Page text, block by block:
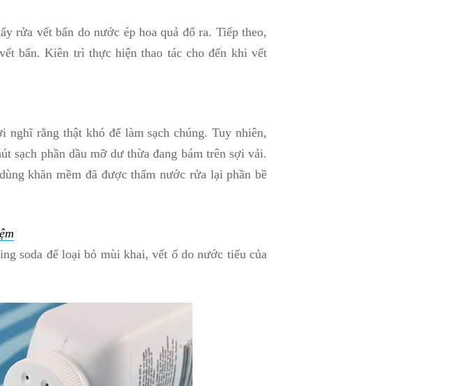
rửa vết bẩn do nước ép hoa quả đổ ra. Tiếp theo,
bẩn. Kiên trì thực hiện thao tác cho đến khi vết
rằng thật khó để làm sạch chúng. Tuy nhiên,
sạch phần dầu mỡ dư thừa đang bám trên sợi vải.
khăn mềm đã được thấm nước rửa lại phần bề
soda để loại bỏ mùi khai, vết ố do nước tiểu của